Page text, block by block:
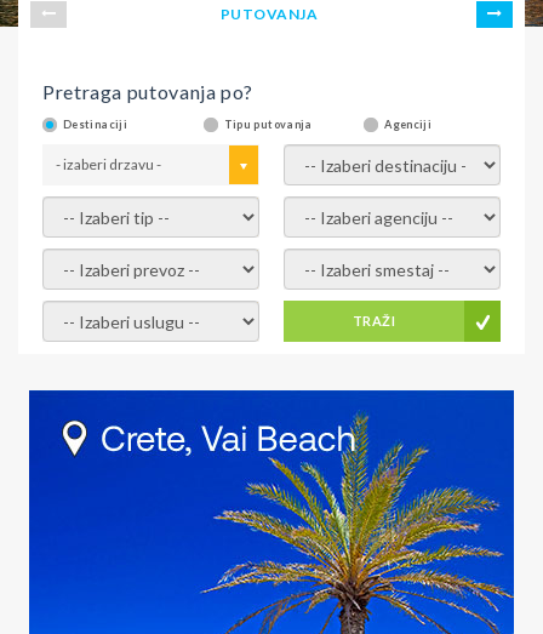
PUTOVANJA
Pretraga putovanja po?
Destinaciji Tipu putovanja Agenciji
- izaberi drzavu - - izaberi destinaciju -
- izaberi tip - - izaberi agenciju -
- izaberi prevoz - - Izaberite smestaj -
- Izaberite uslugu - TRAŽI